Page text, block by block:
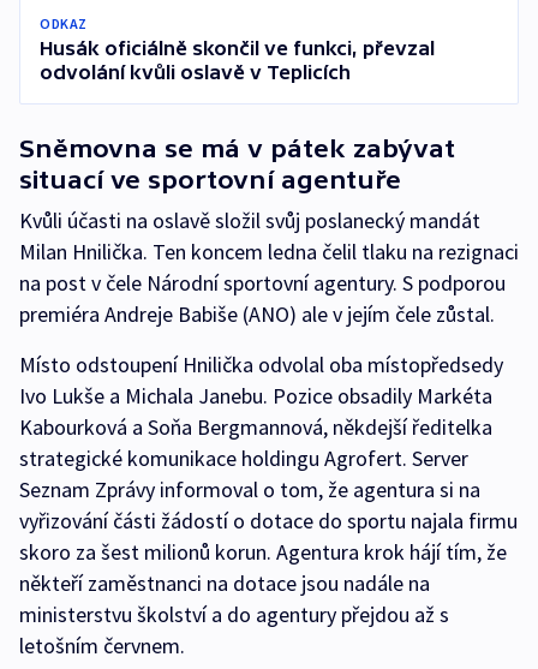
ODKAZ
Husák oficiálně skončil ve funkci, převzal
odvolání kvůli oslavě v Teplicích
Sněmovna se má v pátek zabývat
situací ve sportovní agentuře
Kvůli účasti na oslavě složil svůj poslanecký mandát
Milan Hnilička. Ten koncem ledna čelil tlaku na rezignaci
na post v čele Národní sportovní agentury. S podporou
premiéra Andreje Babiše (ANO) ale v jejím čele zůstal.
Místo odstoupení Hnilička odvolal oba místopředsedy
Ivo Lukše a Michala Janebu. Pozice obsadily Markéta
Kabourková a Soňa Bergmannová, někdejší ředitelka
strategické komunikace holdingu Agrofert. Server
Seznam Zprávy informoval o tom, že agentura si na
vyřizování části žádostí o dotace do sportu najala firmu
skoro za šest milionů korun. Agentura krok hájí tím, že
někteří zaměstnanci na dotace jsou nadále na
ministerstvu školství a do agentury přejdou až s
letošním červnem.